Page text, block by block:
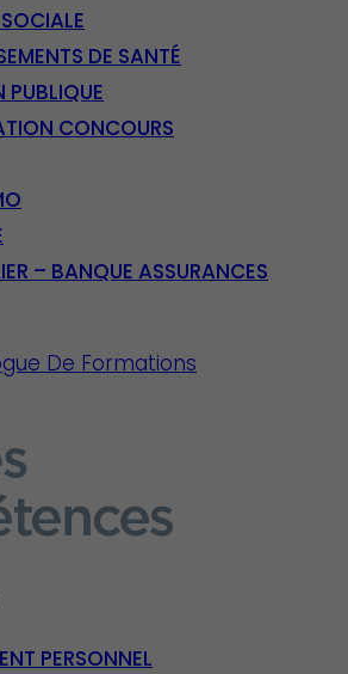
DE SANTÉ
PUBLIQUE
CONCOURS
– BANQUE ASSURANCES
De Formations
PERSONNEL